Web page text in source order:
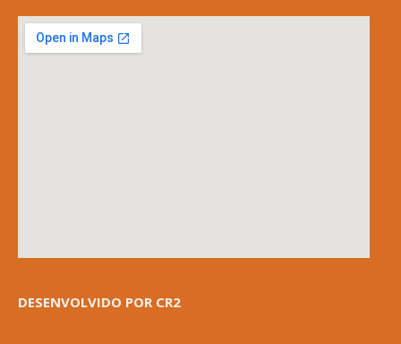
DESENVOLVIDO POR CR2